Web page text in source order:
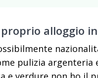
alloggio
pulizia argenteria